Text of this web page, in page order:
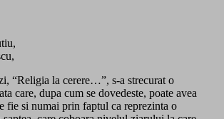
“Religia la cerere…”, s-a strecurat o
care, dupa cum se dovedeste, poate avea
fie si numai prin faptul ca reprezinta o